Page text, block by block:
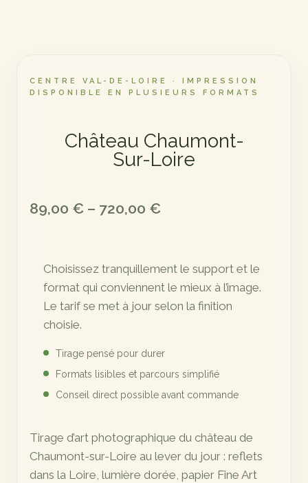
CENTRE VAL-DE-LOIRE · IMPRESSION
DISPONIBLE EN PLUSIEURS FORMATS
Château Chaumont-
Sur-Loire
89,00 € – 720,00 €
Plage
89,00 €
720,00 €
Choisissez tranquillement le support et le
format qui conviennent le mieux à l’image.
Le tarif se met à jour selon la finition
choisie.
Tirage pensé pour durer
Formats lisibles et parcours simplifié
Conseil direct possible avant commande
Tirage d’art photographique du château de
Chaumont-sur-Loire au lever du jour : reflets
dans la Loire, lumière dorée, papier Fine Art